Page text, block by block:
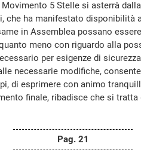
5 Stelle si asterrà
che ha manifestato disponibilità
in Assemblea possano
meno con riguardo alla
per esigenze di
necessarie modifiche,
di esprimere con animo
finale, ribadisce che si
Pag. 21